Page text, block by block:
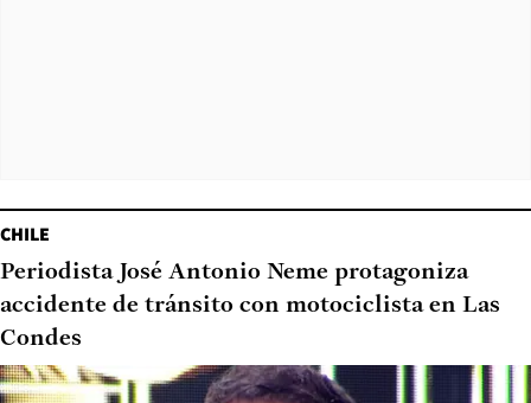
CHILE
Periodista José Antonio Neme protagoniza
accidente de tránsito con motociclista en Las
Condes